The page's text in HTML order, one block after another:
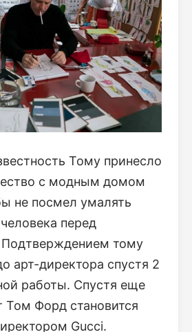
Тому принесло
с модным домом
не посмел умалять
перед
Подтверждением тому
арт-директора спустя 2
работы. Спустя еще
Том Форд становится
Gucci.